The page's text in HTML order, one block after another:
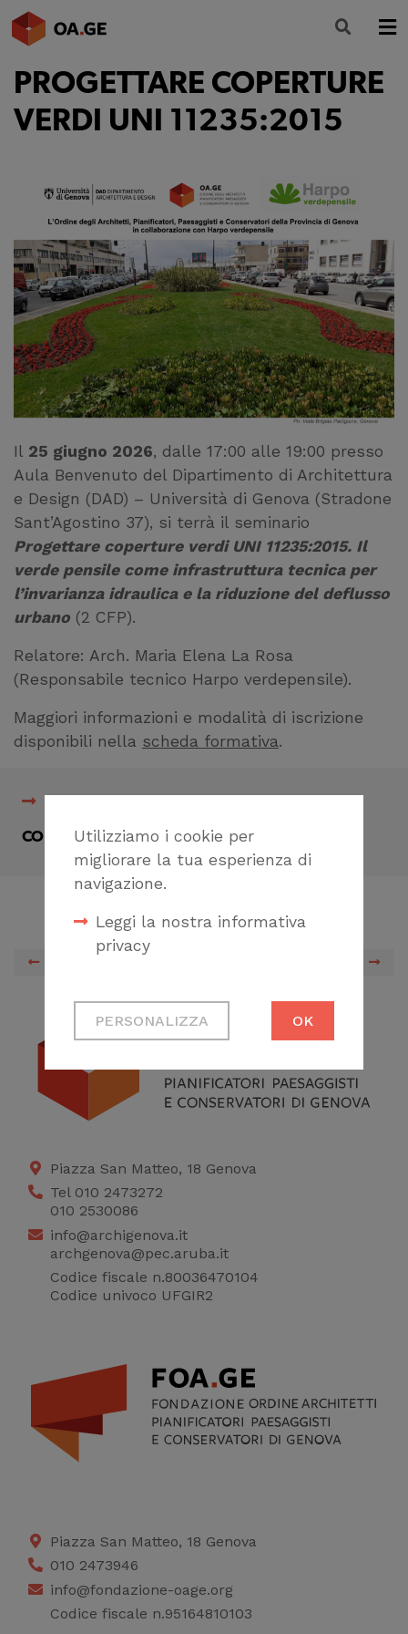
Utilizziamo i cookie per
migliorare la tua esperienza di
navigazione.
Leggi la nostra informativa
privacy
Cookie tecnici
Necessari per
correttamente del
sito
Ci permettono di
raccogliere dati
statistici su di te per
migliorare il servizio
PERSONALIZZA OK
L’ORDINE
AMMINISTRAZIONE TRASPARENTE
SEGRETERIA
SERVIZI
FORMAZIONE
NEWS
PROGETTARE COPERTURE
VERDI UNI 11235:2015
Il 25 giugno 2026, dalle 17:00 alle 19:00 presso
Aula Benvenuto del Dipartimento di Architettura
e Design (DAD) – Università di Genova (Stradone
Sant’Agostino 37), si terrà il seminario
Progettare coperture verdi UNI 11235:2015. Il
verde pensile come infrastruttura tecnica per
l’invarianza idraulica e la riduzione del deflusso
urbano (2 CFP).
Relatore: Arch. Maria Elena La Rosa
(Responsabile tecnico Harpo verdepensile).
Maggiori informazioni e modalità di iscrizione
disponibili nella scheda formativa.
Scheda formativa
CONDIVIDI
Piazza San Matteo, 18 Genova
Tel 010 2473272
010 2530086
info@archigenova.it
archgenova@pec.aruba.it
Codice fiscale n.80036470104
Codice univoco UFGIR2
Piazza San Matteo, 18 Genova
010 2473946
info@fondazione-oage.org
Codice fiscale n.95164810103